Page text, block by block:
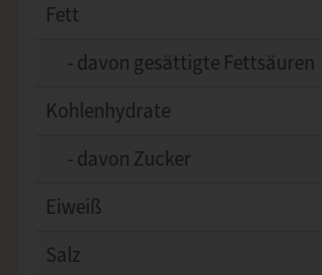
Fett
- davon gesättigte Fettsäuren
Kohlenhydrate
- davon Zucker
Eiweiß
Salz